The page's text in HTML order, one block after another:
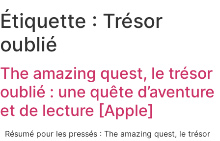
Étiquette : Trésor
oublié
The amazing quest, le trésor
oublié : une quête d’aventure
et de lecture [Apple]
Résumé pour les pressés : The amazing quest, le trésor